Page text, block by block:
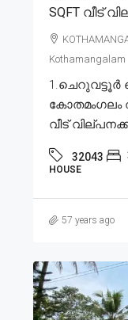
SQFT വീട്
Kothamangalam
1.ചെറുവട്ടൂർ
കോതമംഗലം
വീട്
32043
HOUSE
57 years ago